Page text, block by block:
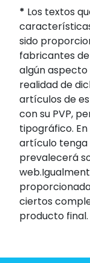
* Los textos
sido
fabricantes
algún
realidad de
artículos de
con su PVP,
tipográfico.
artículo tenga
prevalecerá
ciertos
producto final.